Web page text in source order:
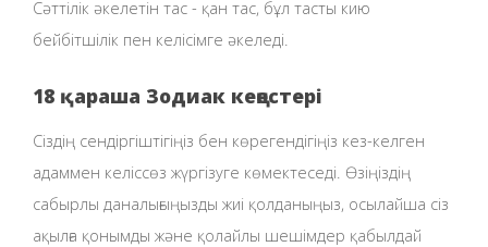
Сәттілік әкелетін тас - қан тас, бұл тасты кию
бейбітшілік пен келісімге әкеледі.
18 қараша Зодиак кеңестері
Сіздің сендіргіштігіңіз бен көрегендігіңіз кез-келген
адаммен келіссөз жүргізуге көмектеседі. Өзіңіздің
сабырлы даналығыңызды жиі қолданыңыз, осылайша сіз
ақылға қонымды және қолайлы шешімдер қабылдай